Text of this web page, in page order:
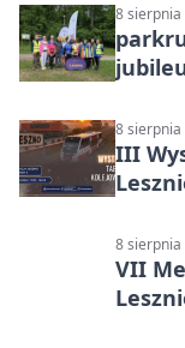
8 sierpnia
8 sierpnia
III
8 sierpnia
VII